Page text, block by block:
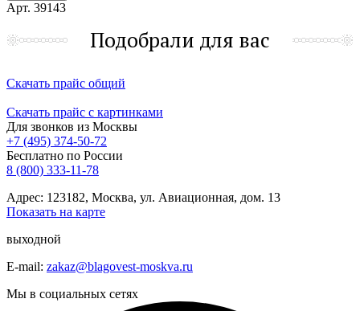
Арт. 39143
Подобрали для вас
Скачать прайс общий
Скачать прайс с картинками
Для звонков из Москвы
+7 (495) 374-50-72
Бесплатно по России
8 (800) 333-11-78
Адрес: 123182, Москва, ул. Авиационная, дом. 13
Показать на карте
выходной
E-mail: zakaz@blagovest-moskva.ru
Мы в социальных сетях